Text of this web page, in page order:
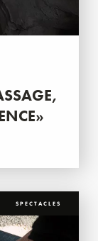
SPECTACLES